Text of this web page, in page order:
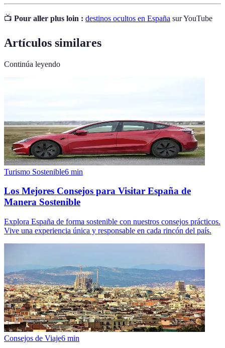
📺 Pour aller plus loin : destinos ocultos en España sur YouTube
Artículos similares
Continúa leyendo
Turismo Sostenible6 min
Los Mejores Consejos para Visitar España de
Manera Sostenible
Explora España de forma sostenible con nuestros consejos prácticos.
Vive una experiencia única y responsable en cada rincón del país.
Consejos de Viaje6 min